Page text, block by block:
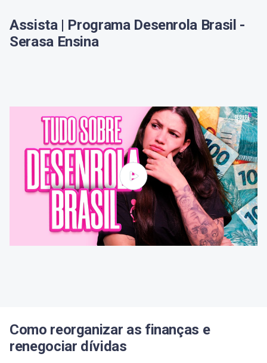
Assista | Programa Desenrola Brasil -
Serasa Ensina
Como reorganizar as finanças e
renegociar dívidas